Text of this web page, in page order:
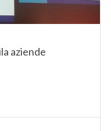
aziende